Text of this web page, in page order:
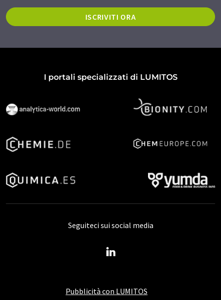
ISCRIVITI ORA
I portali specializzati di LUMITOS
Pubblicità con LUMITOS
Seguiteci sui social media